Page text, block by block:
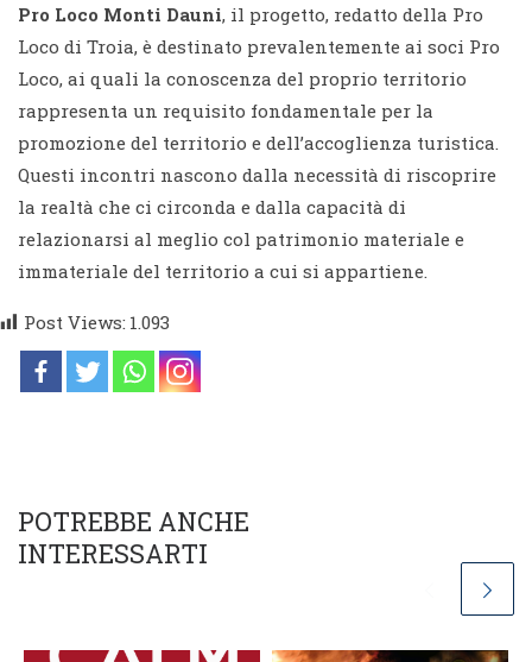
Pro Loco Monti Dauni, il progetto, redatto della Pro
Loco di Troia, è destinato prevalentemente ai soci Pro
Loco, ai quali la conoscenza del proprio territorio
rappresenta un requisito fondamentale per la
promozione del territorio e dell’accoglienza turistica.
Questi incontri nascono dalla necessità di riscoprire
la realtà che ci circonda e dalla capacità di
relazionarsi al meglio col patrimonio materiale e
immateriale del territorio a cui si appartiene.
Post Views: 1.093
POTREBBE ANCHE
INTERESSARTI